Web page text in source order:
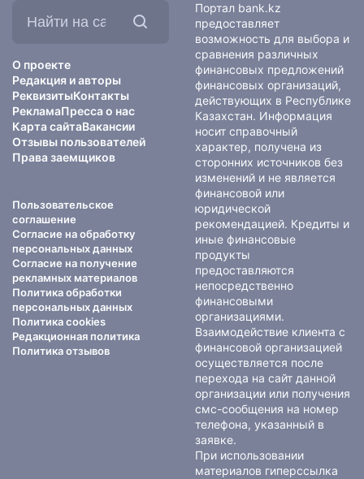
О проекте
Редакция и авторы
РеквизитыКонтакты
РекламаПресса о нас
Карта сайтаВакансии
Отзывы пользователей
Права заемщиков
Пользовательское
соглашение
Согласие на обработку
персональных данных
Согласие на получение
рекламных материалов
Политика обработки
персональных данных
Политика cookies
Редакционная политика
Политика отзывов
Портал bank.kz
предоставляет
возможность для выбора и
сравнения различных
финансовых предложений
финансовых организаций,
действующих в Республике
Казахстан. Информация
носит справочный
характер, получена из
сторонних источников без
изменений и не является
финансовой или
юридической
рекомендацией. Кредиты и
иные финансовые
продукты
предоставляются
непосредственно
финансовыми
организациями.
Взаимодействие клиента с
финансовой организацией
осуществляется после
перехода на сайт данной
организации или получения
смс-сообщения на номер
телефона, указанный в
заявке.
При использовании
материалов гиперссылка